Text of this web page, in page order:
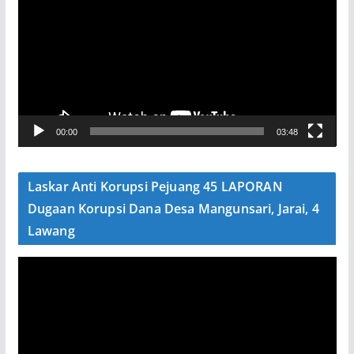
V
e
00:00 03:48
Laskar Anti Korupsi Pejuang 45 LAPORAN
Dugaan Korupsi Dana Desa Mangunsari, Jarai, 4
Lawang